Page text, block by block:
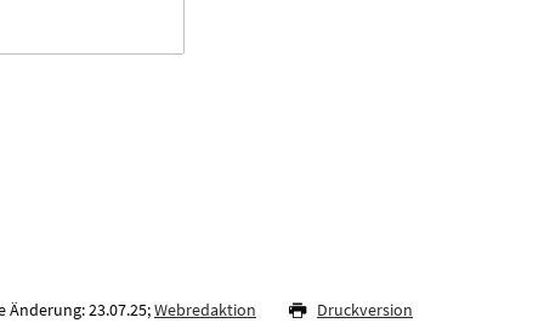
Änderung: 23.07.25;Webredaktion Druckversion